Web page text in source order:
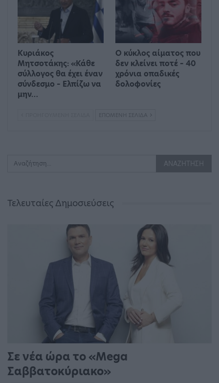
Κυριάκος
Μητσοτάκης: «Κάθε
σύλλογος θα έχει έναν
σύνδεσμο – Ελπίζω να
μην…
Ο κύκλος αίματος που
δεν κλείνει ποτέ – 40
χρόνια οπαδικές
δολοφονίες
ΕΠΌΜΕΝΗ ΣΕΛΊΔΑ
Τελευταίες Δημοσιεύσεις
Σε νέα ώρα το «Mega
Σαββατοκύριακο»